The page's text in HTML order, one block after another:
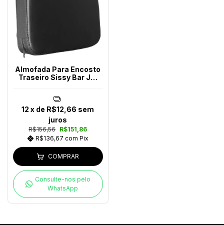
Almofada Para Encosto
Traseiro Sissy Bar JM
R$156,56 R$151,86
R$136,67 com Pix
12 x de R$12,66 sem
juros
COMPRAR
Consulte-nos pelo
WhatsApp